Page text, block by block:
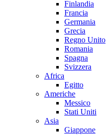
Finlandia
Francia
Germania
Grecia
Regno Unito
Romania
Spagna
Svizzera
Africa
Egitto
Americhe
Messico
Stati Uniti
Asia
Giappone